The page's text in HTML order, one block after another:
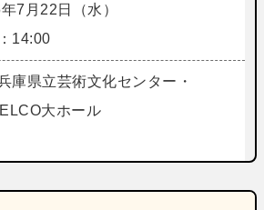
7月22日（水）
14:00
庫県立芸術文化センター・
大ホール